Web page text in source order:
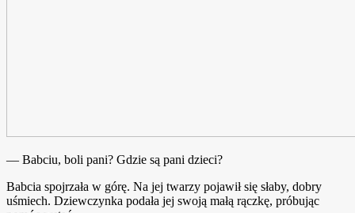
— Babciu, boli pani? Gdzie są pani dzieci?
Babcia spojrzała w górę. Na jej twarzy pojawił się słaby, dobry
uśmiech. Dziewczynka podała jej swoją małą rączkę, próbując